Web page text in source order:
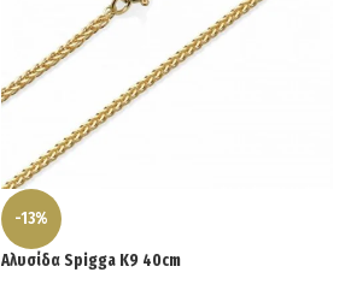
-13%
Αλυσίδα Spigga K9 40cm